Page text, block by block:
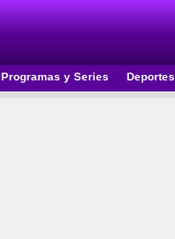
Programas y Series Deportes